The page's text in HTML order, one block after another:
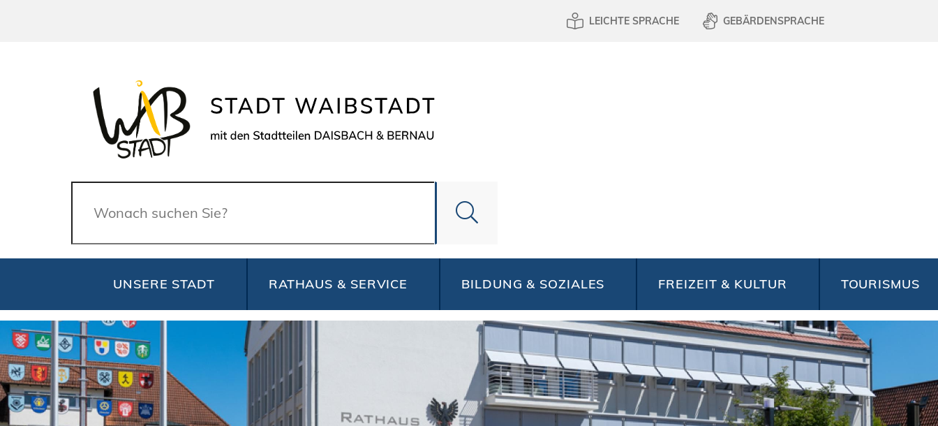
LEICHTE SPRACHE GEBÄRDENSPRACHE
Suche
UNSERE STADT RATHAUS & SERVICE BILDUNG & SOZIALES FREIZEIT & KULTUR TOURISMUS